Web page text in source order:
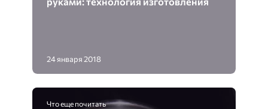
24 января 2018
Что еще почитать